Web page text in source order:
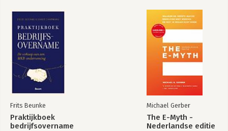
Frits Beunke
Praktijkboek
bedrijfsovername
Michael Gerber
The E-Myth -
Nederlandse editie